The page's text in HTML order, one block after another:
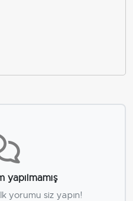
yapılmamış
yorumu siz yapın!